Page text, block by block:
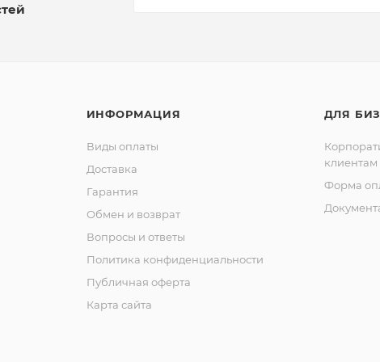
ИНФОРМАЦИЯ
Виды оплаты
Доставка
Гарантия
Обмен и возврат
Вопросы и ответы
Политика конфиденциальности
Публичная оферта
Карта сайта
ДЛЯ
клиентам
Форма